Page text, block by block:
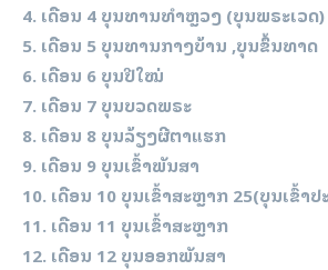
4. ເດືອນ 4 ບຸນທານທຳຫຼວງ (ບຸນພຣະເວດ)
5. ເດືອນ 5 ບຸນທານກາງບ້ານ ,ບຸນຂຶ້ນທາດ
6. ເດືອນ 6 ບຸນປີໃໝ່
7. ເດືອນ 7 ບຸນບວດພຣະ
8. ເດືອນ 8 ບຸນລ້ຽງຜີຕາແຮກ
9. ເດືອນ 9 ບຸນເຂົ້າພັນສາ
10. ເດືອນ 10 ບຸນເຂົ້າສະຫຼາກ 25(ບຸນເຂົ້າ
11. ເດືອນ 11 ບຸນເຂົ້າສະຫຼາກ
12. ເດືອນ 12 ບຸນອອກພັນສາ